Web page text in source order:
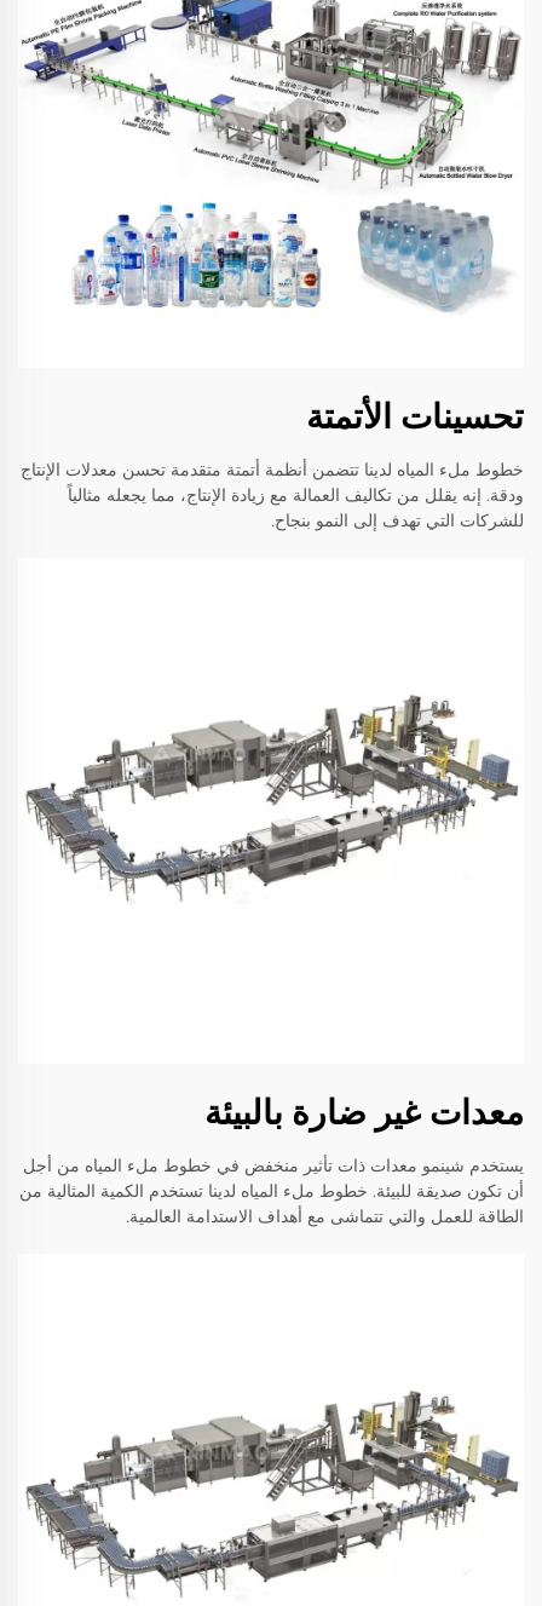
تحسينات الأتمتة
خطوط ملء المياه لدينا تتضمن أنظمة أتمتة متقدمة تحسن معدلات الإنتاج
ودقة. إنه يقلل من تكاليف العمالة مع زيادة الإنتاج، مما يجعله مثالياً
للشركات التي تهدف إلى النمو بنجاح.
معدات غير ضارة بالبيئة
يستخدم شينمو معدات ذات تأثير منخفض في خطوط ملء المياه من أجل
أن تكون صديقة للبيئة. خطوط ملء المياه لدينا تستخدم الكمية المثالية من
الطاقة للعمل والتي تتماشى مع أهداف الاستدامة العالمية.